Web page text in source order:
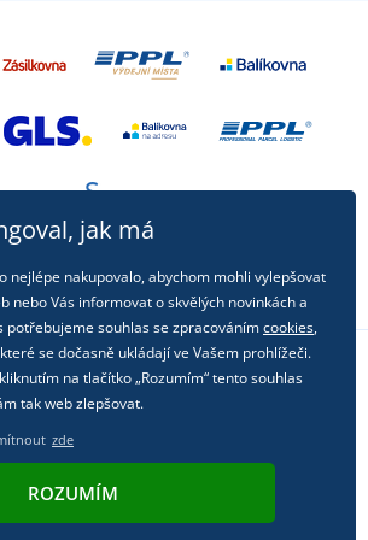
nás na sociálních sítích
jak má
nejlépe nakupovalo, abychom mohli vylepšovat
nebo Vás informovat o skvělých novinkách a
potřebujeme souhlas se zpracovánímcookies,
se dočasně ukládají ve Vašem prohlížeči.
na tlačítko „Rozumím“ tento souhlas
tak web zlepšovat.
zde
ROZUMÍM